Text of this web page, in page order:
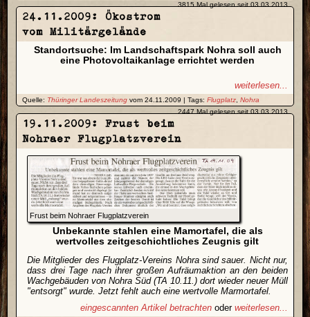
3815 Mal gelesen seit 03.03.2013
24.11.2009: Ökostrom
vom Militärgelände
Standortsuche: Im Landschaftspark Nohra soll auch
eine Photovoltaikanlage errichtet werden
weiterlesen...
Quelle: Thüringer Landeszeitung vom 24.11.2009 | Tags: Flugplatz Nohra
2447 Mal gelesen seit 03.03.2013
19.11.2009: Frust beim
Nohraer Flugplatzverein
Frust beim Nohraer Flugplatzverein
Unbekannte stahlen eine Mamortafel, die als
wertvolles zeitgeschichtliches Zeugnis gilt
Die Mitglieder des Flugplatz-Vereins Nohra sind sauer. Nicht nur,
dass drei Tage nach ihrer großen Aufräumaktion an den beiden
Wachgebäuden von Nohra Süd (TA 10.11.) dort wieder neuer Müll
"entsorgt" wurde. Jetzt fehlt auch eine wertvolle Marmortafel.
eingescannten Artikel betrachten oder weiterlesen...